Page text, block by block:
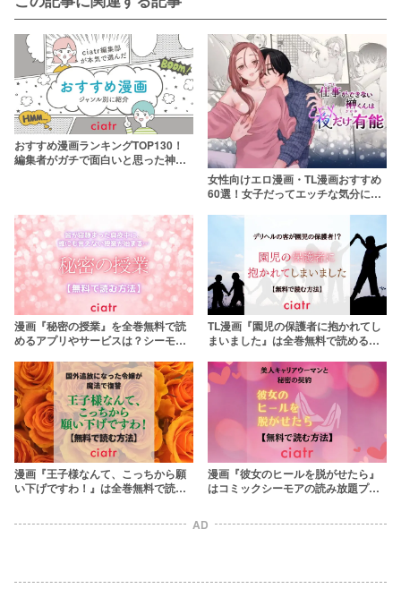
おすすめ漫画ランキングTOP130！
編集者がガチで面白いと思った神作
女性向けエロ漫画・TL漫画おすすめ
60選！女子だってエッチな気分にな
漫画『秘密の授業』を全巻無料で読
めるアプリやサービスは？シーモア
TL漫画『園児の保護者に抱かれてし
まいました』は全巻無料で読める？
漫画『王子様なんて、こっちから願
い下げですわ！』は全巻無料で読め
漫画『彼女のヒールを脱がせたら』
はコミックシーモアの読み放題プラ
AD